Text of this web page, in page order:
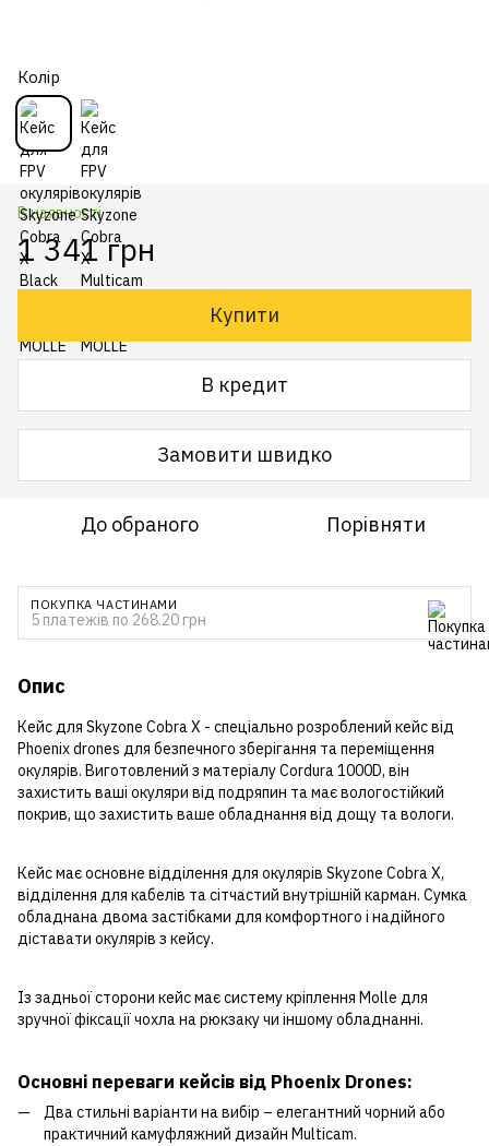
Колір
В наявності
1 341 грн
Купити
В кредит
Замовити швидко
До обраного Порівняти
ПОКУПКА ЧАСТИНАМИ
5 платежів по 268.20 грн
Опис
Кейс для Skyzone Cobra X - спеціально розроблений кейс від
Phoenix drones для безпечного зберігання та переміщення
окулярів. Виготовлений з матеріалу Cordura 1000D, він
захистить ваші окуляри від подряпин та має вологостійкий
покрив, що захистить ваше обладнання від дощу та вологи.
Кейс має основне відділення для окулярів Skyzone Cobra X,
відділення для кабелів та сітчастий внутрішній карман. Сумка
обладнана двома застібками для комфортного і надійного
діставати окулярів з кейсу.
Із задньої сторони кейс має систему кріплення Molle для
зручної фіксації чохла на рюкзаку чи іншому обладнанні.
Основні переваги кейсів від Phoenix Drones:
Два стильні варіанти на вибір – елегантний чорний або
практичний камуфляжний дизайн Multicam.